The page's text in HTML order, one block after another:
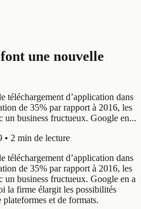
une nouvelle
téléchargement d’application dans
de 35% par rapport à 2016, les
un business fructueux. Google en...
• 2 min de lecture
téléchargement d’application dans
de 35% par rapport à 2016, les
un business fructueux. Google en a
la firme élargit les possibilités
et de formats.